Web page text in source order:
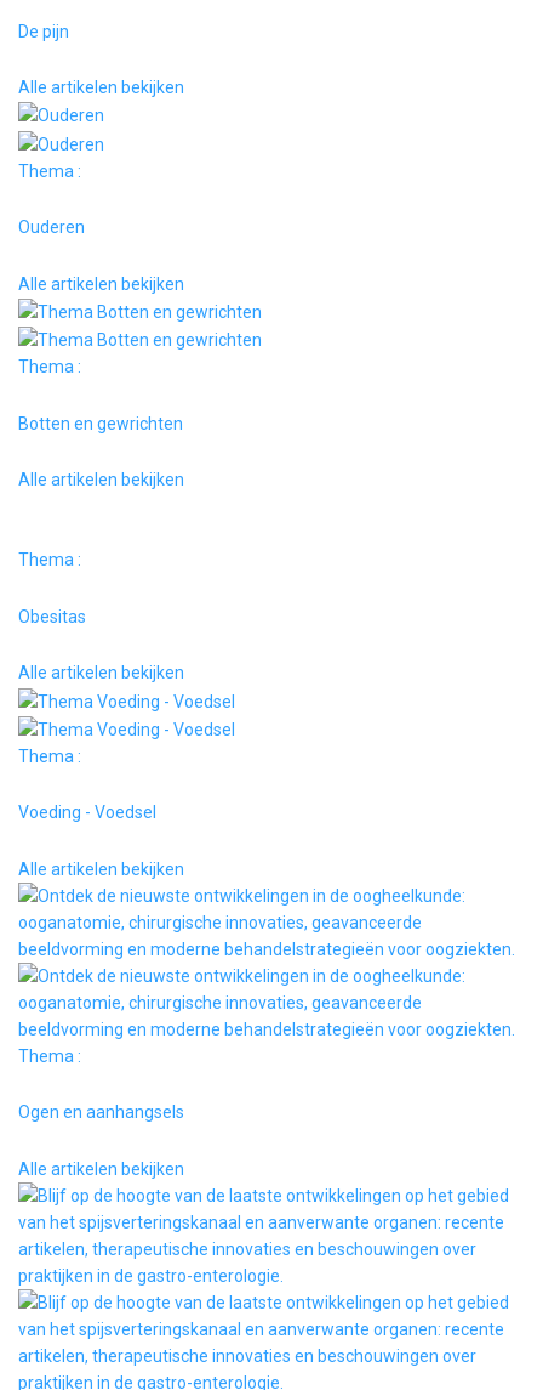
De pijn
Alle artikelen bekijken
Thema :
Ouderen
Alle artikelen bekijken
Thema :
Botten en gewrichten
Alle artikelen bekijken
Thema :
Obesitas
Alle artikelen bekijken
Thema :
Voeding - Voedsel
Alle artikelen bekijken
Thema :
Ogen en aanhangsels
Alle artikelen bekijken